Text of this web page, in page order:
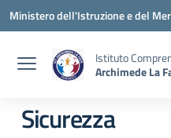
Vai ai contenuti
Vai al menu di navigazione
Vai al footer
Ministero dell'Istruzione e del
Istituto
Archimede La
Sicurezza